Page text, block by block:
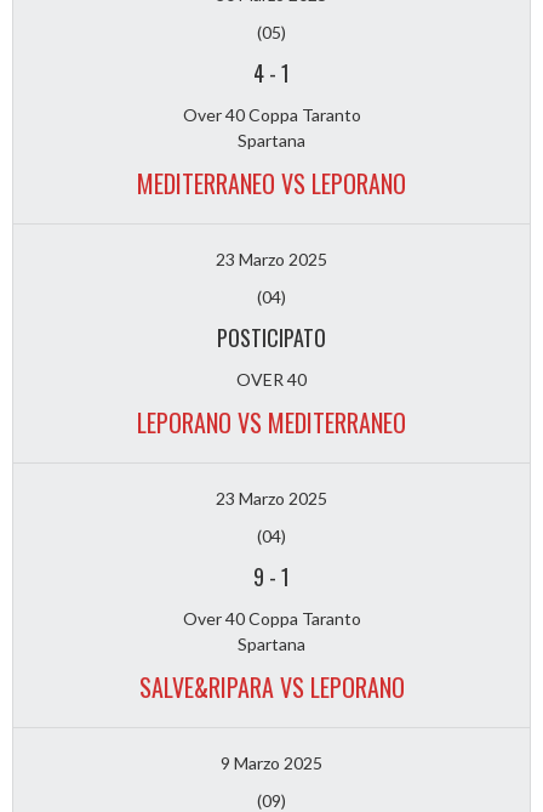
(05)
4-1
Over 40 Coppa Taranto
Spartana
MEDITERRANEO VS LEPORANO
23 Marzo 2025
(04)
POSTICIPATO
OVER 40
LEPORANO VS MEDITERRANEO
23 Marzo 2025
(04)
9 -1
Over 40 Coppa Taranto
Spartana
SALVE&RIPARA VS LEPORANO
9 Marzo 2025
(09)